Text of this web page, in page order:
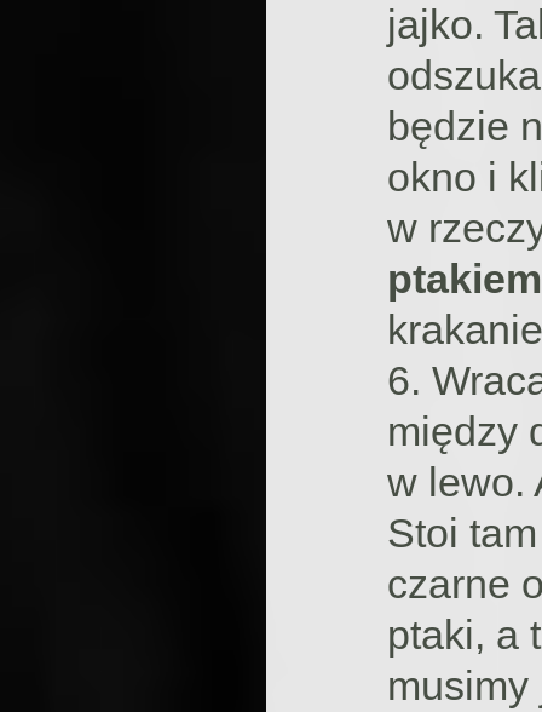
jajko.
będzie
okno i
w
ptakiem
6.
między
w lewo.
Stoi
czarne
ptaki, a
musimy